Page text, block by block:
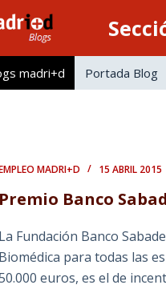
madri+d Portada Blog
MADRI+D 15 ABRIL 2015
Premio Banco
La Fundación Banco
Biomédica para todas las
euros, es el de